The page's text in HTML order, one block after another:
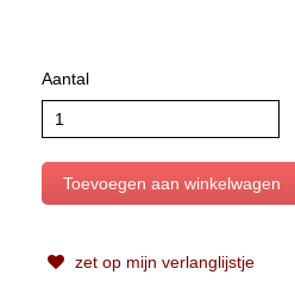
Aantal
zet op mijn verlanglijstje